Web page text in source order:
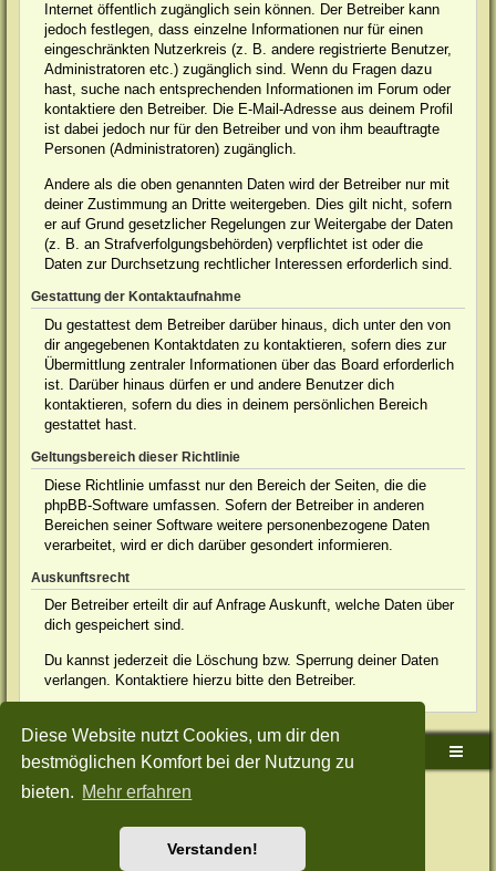
Diese Website nutzt Cookies, um dir den
bestmöglichen Komfort bei der Nutzung zu
bieten. Mehr erfahren
Verstanden!
Internet öffentlich zugänglich sein können. Der Betreiber kann
jedoch festlegen, dass einzelne Informationen nur für einen
eingeschränkten Nutzerkreis (z. B. andere registrierte Benutzer,
Administratoren etc.) zugänglich sind. Wenn du Fragen dazu
hast, suche nach entsprechenden Informationen im Forum oder
kontaktiere den Betreiber. Die E-Mail-Adresse aus deinem Profil
ist dabei jedoch nur für den Betreiber und von ihm beauftragte
Personen (Administratoren) zugänglich.
Andere als die oben genannten Daten wird der Betreiber nur mit
deiner Zustimmung an Dritte weitergeben. Dies gilt nicht, sofern
er auf Grund gesetzlicher Regelungen zur Weitergabe der Daten
(z. B. an Strafverfolgungsbehörden) verpflichtet ist oder die
Daten zur Durchsetzung rechtlicher Interessen erforderlich sind.
Gestattung der Kontaktaufnahme
Du gestattest dem Betreiber darüber hinaus, dich unter den von
dir angegebenen Kontaktdaten zu kontaktieren, sofern dies zur
Übermittlung zentraler Informationen über das Board erforderlich
ist. Darüber hinaus dürfen er und andere Benutzer dich
kontaktieren, sofern du dies in deinem persönlichen Bereich
gestattet hast.
Geltungsbereich dieser Richtlinie
Diese Richtlinie umfasst nur den Bereich der Seiten, die die
phpBB-Software umfassen. Sofern der Betreiber in anderen
Bereichen seiner Software weitere personenbezogene Daten
verarbeitet, wird er dich darüber gesondert informieren.
Auskunftsrecht
Der Betreiber erteilt dir auf Anfrage Auskunft, welche Daten über
dich gespeichert sind.
Du kannst jederzeit die Löschung bzw. Sperrung deiner Daten
verlangen. Kontaktiere hierzu bitte den Betreiber.
Sudden-Strike-Maps.de Hauptseite Foren-Übersicht
Powered byphpBB® Forum Software © phpBB Limited
Style: Green-Style-Split by Joyce&LunaphpBB-Style-Design
Nutzungsbedingungen